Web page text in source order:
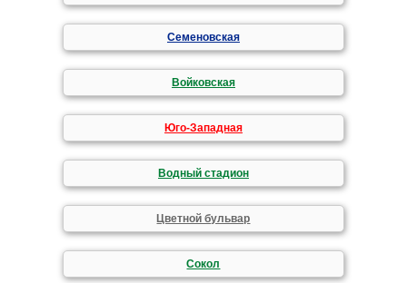
Семеновская
Войковская
Юго-Западная
Водный стадион
Цветной бульвар
Сокол